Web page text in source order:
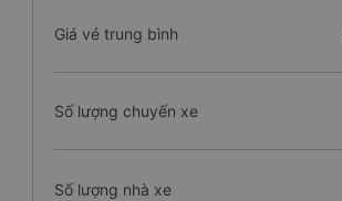
Giá vé trung bình
Số lượng chuyến xe
Số lượng nhà xe